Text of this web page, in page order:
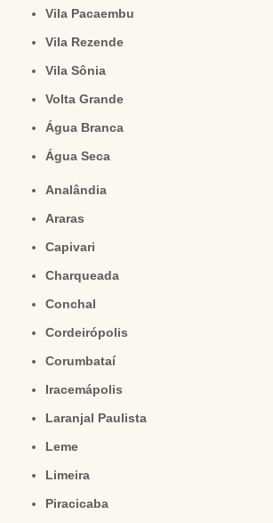
Vila Pacaembu
Vila Rezende
Vila Sônia
Volta Grande
Água Branca
Água Seca
Analândia
Araras
Capivari
Charqueada
Conchal
Cordeirópolis
Corumbataí
Iracemápolis
Laranjal Paulista
Leme
Limeira
Piracicaba